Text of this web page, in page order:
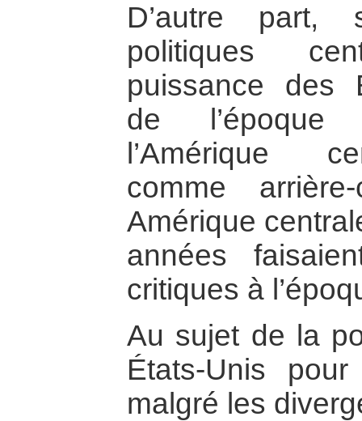
D’autre part,
politiques
puissance des
de l’époque
l’Amérique
comme
Amérique
années
critiques à
Au sujet de la
États-Unis pour
malgré les